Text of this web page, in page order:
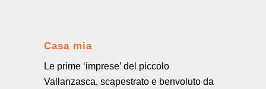
Casa mia
Le prime ‘imprese’ del piccolo
Vallanzasca, scapestrato e benvoluto da